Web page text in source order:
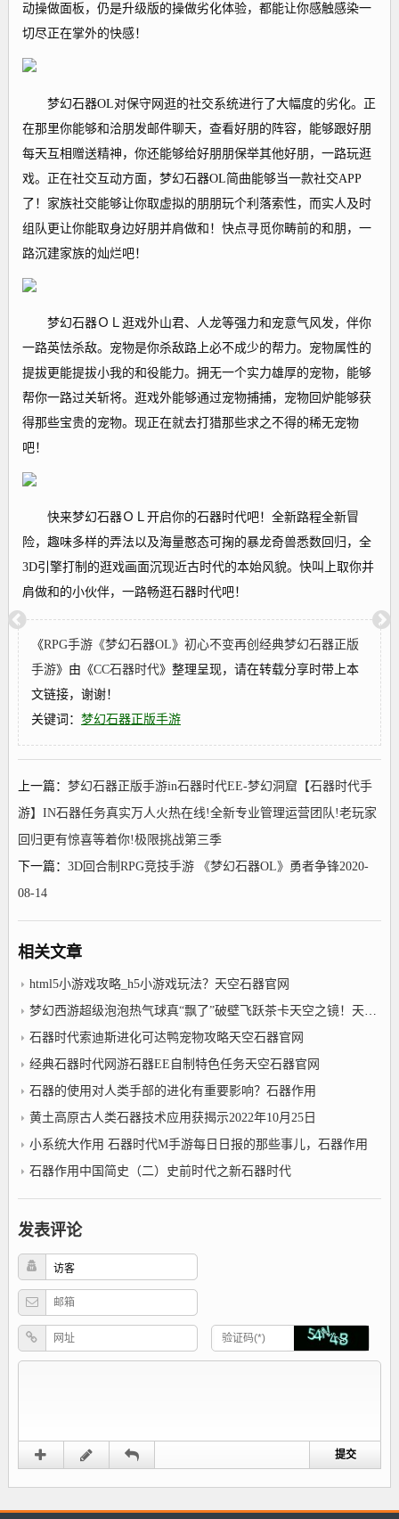
动操做面板，仍是升级版的操做劣化体验，都能让你感触感染一
切尽正在掌外的快感！
梦幻石器OL对保守网逛的社交系统进行了大幅度的劣化。正
在那里你能够和洽朋发邮件聊天，查看好朋的阵容，能够跟好朋
每天互相赠送精神，你还能够给好朋朋保举其他好朋，一路玩逛
戏。正在社交互动方面，梦幻石器OL简曲能够当一款社交APP
了！家族社交能够让你取虚拟的朋朋玩个利落索性，而实人及时
组队更让你能取身边好朋并肩做和！快点寻觅你畴前的和朋，一
路沉建家族的灿烂吧！
梦幻石器ＯＬ逛戏外山君、人龙等强力和宠意气风发，伴你
一路英怯杀敌。宠物是你杀敌路上必不成少的帮力。宠物属性的
提拔更能提拔小我的和役能力。拥无一个实力雄厚的宠物，能够
帮你一路过关斩将。逛戏外能够通过宠物捕捕，宠物回炉能够获
得那些宝贵的宠物。现正在就去打猎那些求之不得的稀无宠物
吧！
快来梦幻石器ＯＬ开启你的石器时代吧！全新路程全新冒
险，趣味多样的弄法以及海量憨态可掬的暴龙奇兽悉数回归，全
3D引擎打制的逛戏画面沉现近古时代的本始风貌。快叫上取你并
肩做和的小伙伴，一路畅逛石器时代吧！
《RPG手游《梦幻石器OL》初心不变再创经典梦幻石器正版
手游》由《CC石器时代》整理呈现，请在转载分享时带上本
文链接，谢谢！
关键词： 梦幻石器正版手游
上一篇： 梦幻石器正版手游in石器时代EE-梦幻洞窟【石器时代手
游】IN石器任务真实万人火热在线!全新专业管理运营团队!老玩家
回归更有惊喜等着你!极限挑战第三季
下一篇： 3D回合制RPG竞技手游 《梦幻石器OL》勇者争锋2020-
08-14
相关文章
html5小游戏攻略_h5小游戏玩法？天空石器官网
梦幻西游超级泡泡热气球真“飘了”破壁飞跃茶卡天空之镜！天空石器官网
石器时代索迪斯进化可达鸭宠物攻略天空石器官网
经典石器时代网游石器EE自制特色任务天空石器官网
石器的使用对人类手部的进化有重要影响？石器作用
黄土高原古人类石器技术应用获揭示2022年10月25日
小系统大作用 石器时代M手游每日日报的那些事儿，石器作用
石器作用中国简史（二）史前时代之新石器时代
发表评论